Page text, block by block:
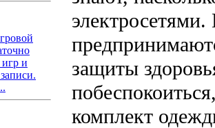
игр и
защиты
комплект